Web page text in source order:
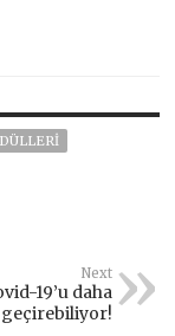
Next
19’u daha
geçirebiliyor!